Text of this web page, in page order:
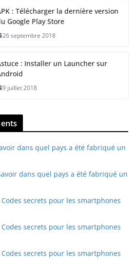
: Télécharger la dernière version
Google Play Store
26 septembre 2018
: Installer un Launcher sur
9 juillet 2018
dans quel pays a été fabriqué un
dans quel pays a été fabriqué un
Codes secrets pour les smartphones
Codes secrets pour les smartphones
Codes secrets pour les smartphones